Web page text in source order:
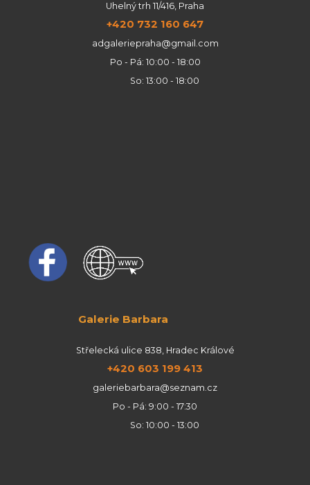
Uhelný trh 11/416, Praha
+420 732 160 647
adgaleriepraha@gmail.com
Po - Pá: 10:00 - 18:00
So: 13:00 - 18:00
Galerie Barbara
Střelecká ulice 838, Hradec Králové
+420 603 199 413
galeriebarbara@seznam.cz
Po - Pá: 9:00 - 17:30
So: 10:00 - 13:00